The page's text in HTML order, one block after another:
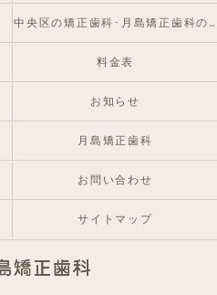
中央区の矯正歯科･月島矯正歯科のお客様の声
料金表
お知らせ
月島矯正歯科
お問い合わせ
サイトマップ